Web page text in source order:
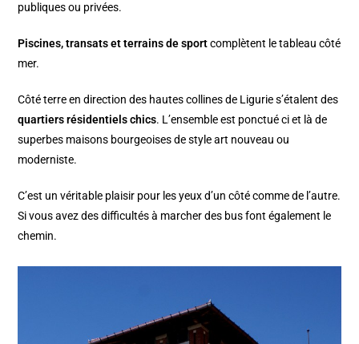
publiques ou privées.
Piscines, transats et terrains de sportcomplètent le tableau côté
mer.
Côté terre en direction des hautes collines de Ligurie s’étalent des
quartiers résidentiels chics. L’ensemble est ponctué ci et là de
superbes maisons bourgeoises de style art nouveau ou
moderniste.
C’est un véritable plaisir pour les yeux d’un côté comme de l’autre.
Si vous avez des difficultés à marcher des bus font également le
chemin.